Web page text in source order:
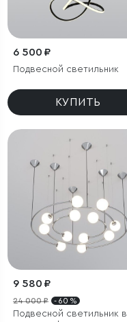
6 500 ₽
Подвесной светильник
КУПИТЬ
9 580 ₽
24 000 ₽ - 60 %
Подвесной светильник в